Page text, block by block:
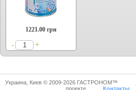
1221.00грн
- +
Украина, Киев © 2009-2026 ГАСТРОНОМ™
проекте
Контакты